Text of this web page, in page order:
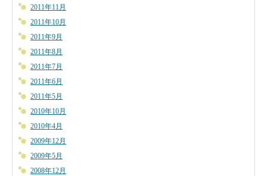
2011年11月
2011年10月
2011年9月
2011年8月
2011年7月
2011年6月
2011年5月
2010年10月
2010年4月
2009年12月
2009年5月
2008年12月